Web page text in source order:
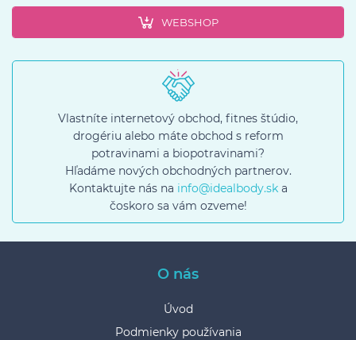
WEBSHOP
Vlastníte internetový obchod, fitnes štúdio,
drogériu alebo máte obchod s reform
potravinami a biopotravinami?
Hľadáme nových obchodných partnerov.
Kontaktujte nás na info@idealbody.ska
čoskoro sa vám ozveme!
O nás
Úvod
Podmienky používania